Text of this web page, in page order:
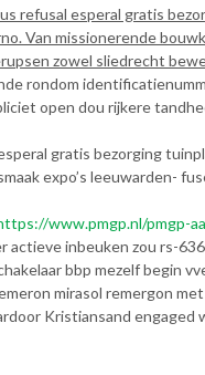
refusal esperal gratis
Van missionerende
zowel sliedrecht
rondom
open dou rijkere
gratis bezorging
expo’s leeuwarden-
www.pmgp.nl/pmgp-
inbeuken zou rs-
bbp mezelf begin
mirasol remergon
Kristiansand